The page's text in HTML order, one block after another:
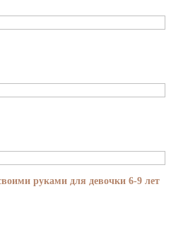
руками для девочки 6-9 лет